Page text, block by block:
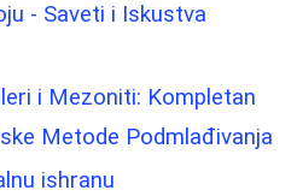
- Saveti i Iskustva
i Mezoniti: Kompletan
Metode Podmlađivanja
ishranu